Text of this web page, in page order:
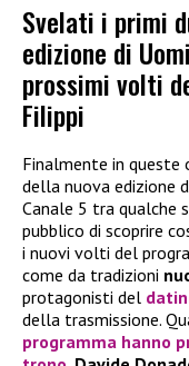
Svelati i primi
edizione di
prossimi volti
Filippi
Finalmente in queste
della nuova edizione
Canale 5 tra qualche
pubblico di scoprire
i nuovi volti del
come da tradizioni
protagonisti del
della trasmissione.
programma hanno